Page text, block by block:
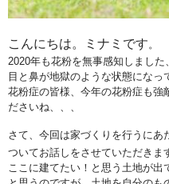
こんにちは。ミナミです。
2020年も花粉を無事感知しました
目と鼻が地獄のような状態になっ
花粉症の皆様、今年の花粉症も強
ださいね、、、
さて、今回は家づくりを行うにあ
ついてお話しをさせていただきま
ここに建てたい！と思う土地が出